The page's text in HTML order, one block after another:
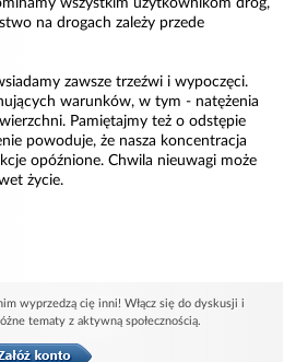
na drogach zależy przede
zawsze trzeźwi i wypoczęci.
warunków, w tym - natężenia
Pamiętajmy też o odstępie
powoduje, że nasza koncentracja
opóźnione. Chwila nieuwagi może
życie.
wyprzedzą cię inni! Włącz się do dyskusji i
tematy z aktywną społecznością.